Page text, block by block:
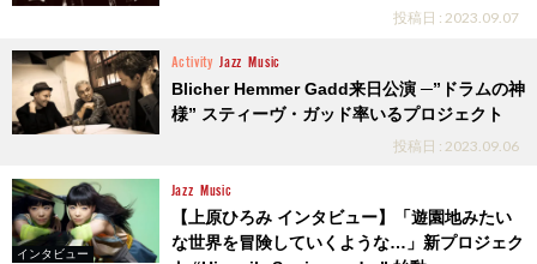
投稿日 : 2023.09.07
Activity Jazz Music
Blicher Hemmer Gadd来日公演 ─”ドラムの神
様” スティーヴ・ガッド率いるプロジェクト
投稿日 : 2023.09.06
インタビュー
Jazz Music
【上原ひろみ インタビュー】「遊園地みたい
な世界を冒険していくような…」新プロジェク